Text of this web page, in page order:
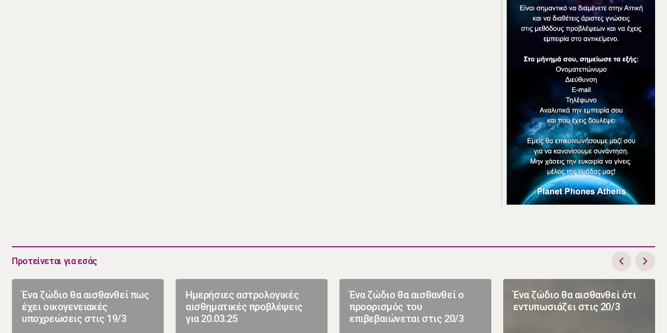
Προτείνεται για εσάς
Ένα ζώδιο θα αισθανθεί πως
έχει οικογενειακές
υποχρεώσεις στις 19/3
Ημερήσιες αστρολογικές
αισθηματικές προβλέψεις
για 20.03.25
Ένα ζώδιο θα αισθανθεί ο
προορισμός του
επιβεβαιώνεται στις 20/3
Ένα ζώδιο θα αισθανθεί ότι
εντυπωσιάζει στις 20/3